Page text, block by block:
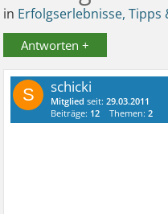
in Erfolgserlebnisse, Tipps
Antworten +
S schicki
Mitglied seit:29.03.2011
Beiträge: 12 Themen:2